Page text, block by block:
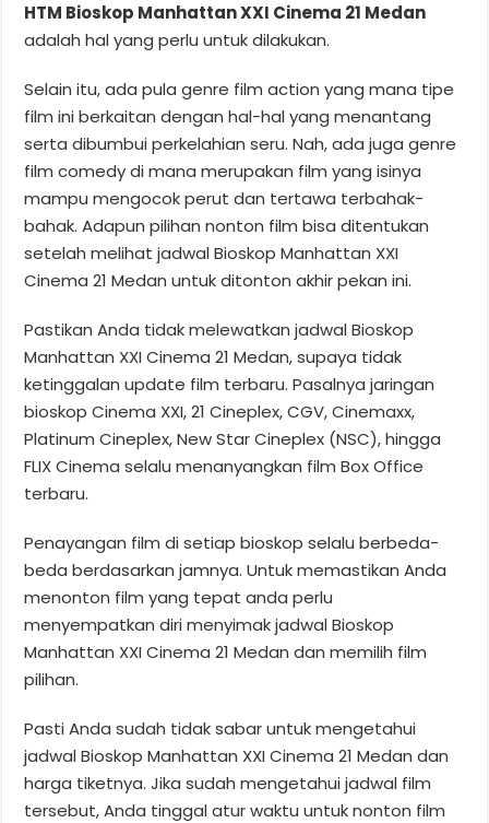
HTM Bioskop Manhattan XXI Cinema 21 Medan
adalah hal yang perlu untuk dilakukan.
Selain itu, ada pula genre film action yang mana tipe
film ini berkaitan dengan hal-hal yang menantang
serta dibumbui perkelahian seru. Nah, ada juga genre
film comedy di mana merupakan film yang isinya
mampu mengocok perut dan tertawa terbahak-
bahak. Adapun pilihan nonton film bisa ditentukan
setelah melihat jadwal Bioskop Manhattan XXI
Cinema 21 Medan untuk ditonton akhir pekan ini.
Pastikan Anda tidak melewatkan jadwal Bioskop
Manhattan XXI Cinema 21 Medan, supaya tidak
ketinggalan update film terbaru. Pasalnya jaringan
bioskop Cinema XXI, 21 Cineplex, CGV, Cinemaxx,
Platinum Cineplex, New Star Cineplex (NSC), hingga
FLIX Cinema selalu menanyangkan film Box Office
terbaru.
Penayangan film di setiap bioskop selalu berbeda-
beda berdasarkan jamnya. Untuk memastikan Anda
menonton film yang tepat anda perlu
menyempatkan diri menyimak jadwal Bioskop
Manhattan XXI Cinema 21 Medan dan memilih film
pilihan.
Pasti Anda sudah tidak sabar untuk mengetahui
jadwal Bioskop Manhattan XXI Cinema 21 Medan dan
harga tiketnya. Jika sudah mengetahui jadwal film
tersebut, Anda tinggal atur waktu untuk nonton film